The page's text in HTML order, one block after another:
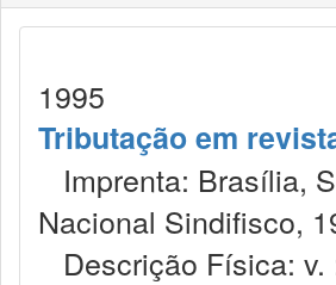
1995
Tributação em
Imprenta: Brasília,
Nacional Sindifisco,
Descrição Física: v.